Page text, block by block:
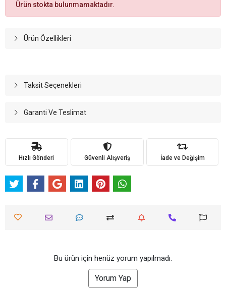
Ürün stokta bulunmamaktadır.
Ürün Özellikleri
Taksit Seçenekleri
Garanti Ve Teslimat
Hızlı Gönderi Güvenli Alışveriş İade ve Değişim
Bu ürün için henüz yorum yapılmadı.
Yorum Yap